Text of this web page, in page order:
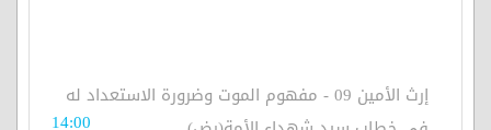
إرث الأمين 09 - مفهوم الموت وضرورة الاستعداد له
14:00